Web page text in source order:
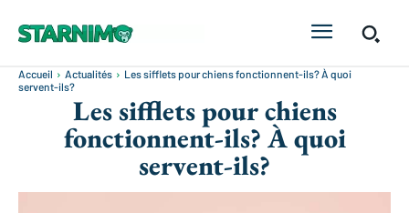
Accueil Actualités
Les sifflets pour chiens fonctionnent-ils? À quoi
servent-ils?
Les sifflets pour chiens
fonctionnent-ils? À quoi
servent-ils?